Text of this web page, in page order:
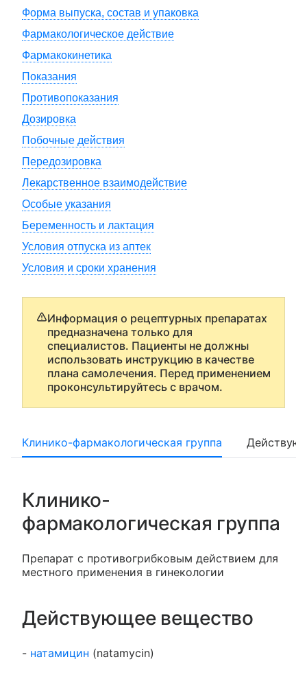
Форма выпуска, состав и упаковка
Фармакологическое действие
Фармакокинетика
Показания
Противопоказания
Дозировка
Побочные действия
Передозировка
Лекарственное взаимодействие
Особые указания
Беременность и лактация
Условия отпуска из аптек
Условия и сроки хранения
Информация о рецептурных препаратах
предназначена только для
специалистов. Пациенты не должны
использовать инструкцию в качестве
плана самолечения. Перед применением
проконсультируйтесь с врачом.
Клинико-фармакологическая группа
Клинико-
фармакологическая группа
Препарат с противогрибковым действием для
местного применения в гинекологии
Действующее вещество
- натамицин (natamycin)